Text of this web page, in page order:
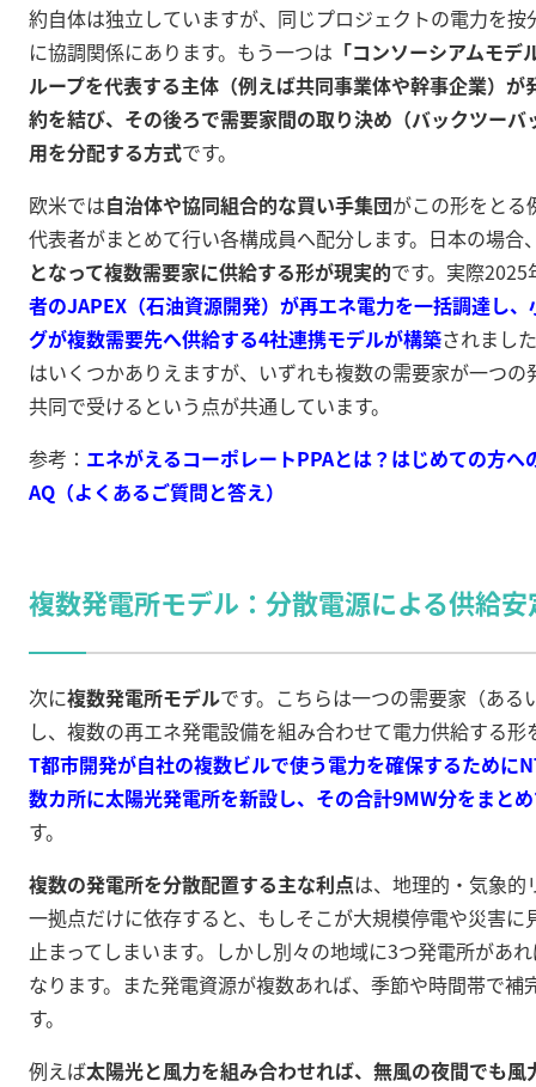
約自体は独立していますが、同じプロジェクトの電力を
に協調関係にあります。もう一つは 「コンソーシアムモデ
ループを代表する主体（例えば共同事業体や幹事企業）が
約を結び、その後ろで需要家間の取り決め（バックツー
用を分配する方式です。
欧米では自治体や協同組合的な買い手集団がこの形をとる
代表者がまとめて行い各構成員へ配分します。日本の場合
となって複数需要家に供給する形が現実的です。実際
者のJAPEX（石油資源開発）が再エネ電力を一括調達し
グが複数需要先へ供給する4社連携モデルが構築されました
はいくつかありえますが、いずれも複数の需要家が一つ
共同で受けるという点が共通しています。
参考： エネがえるコーポレートPPAとは？はじめての方へ
AQ（よくあるご質問と答え）
複数発電所モデル：分散電源による供給
次に複数発電所モデルです。こちらは一つの需要家（ある
し、複数の再エネ発電設備を組み合わせて電力供給する形
T都市開発が自社の複数ビルで使う電力を確保するために
数カ所に太陽光発電所を新設し、その合計9MW分をまと
す。
複数の発電所を分散配置する主な利点は、地理的・気象的
一拠点だけに依存すると、もしそこが大規模停電や災害に
止まってしまいます。しかし別々の地域に3つ発電所があ
なります。また発電資源が複数あれば、季節や時間帯で補
す。
例えば太陽光と風力を組み合わせれば、無風の夜間でも